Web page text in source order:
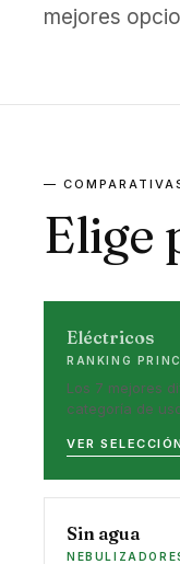
mejores
—
Elige
Eléctricos
RANKING
Los 7 mejores
categoría de
VER
Sin agua